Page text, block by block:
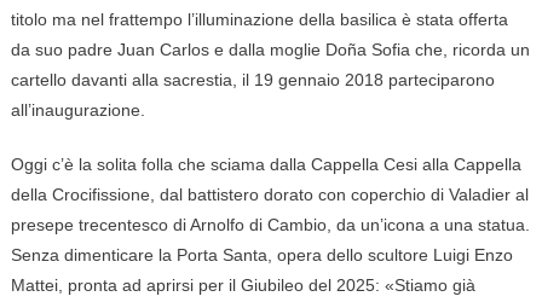
titolo ma nel frattempo l’illuminazione della basilica è stata offerta
da suo padre Juan Carlos e dalla moglie Doña Sofia che, ricorda un
cartello davanti alla sacrestia, il 19 gennaio 2018 parteciparono
all’inaugurazione.
Oggi c’è la solita folla che sciama dalla Cappella Cesi alla Cappella
della Crocifissione, dal battistero dorato con coperchio di Valadier al
presepe trecentesco di Arnolfo di Cambio, da un’icona a una statua.
Senza dimenticare la Porta Santa, opera dello scultore Luigi Enzo
Mattei, pronta ad aprirsi per il Giubileo del 2025: «Stiamo già